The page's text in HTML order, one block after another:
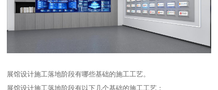
展馆设计施工落地阶段有哪些基础的施工工艺。
展馆设计施工落地阶段有以下几个基础的施工工艺：